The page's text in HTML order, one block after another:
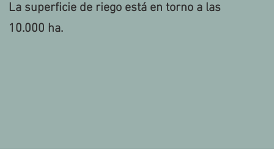
La superficie de riego está en torno a las
10.000 ha.